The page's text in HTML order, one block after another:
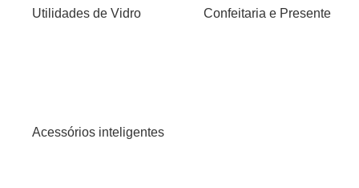
Utilidades de Vidro Confeitaria e Presente
Acessórios inteligentes